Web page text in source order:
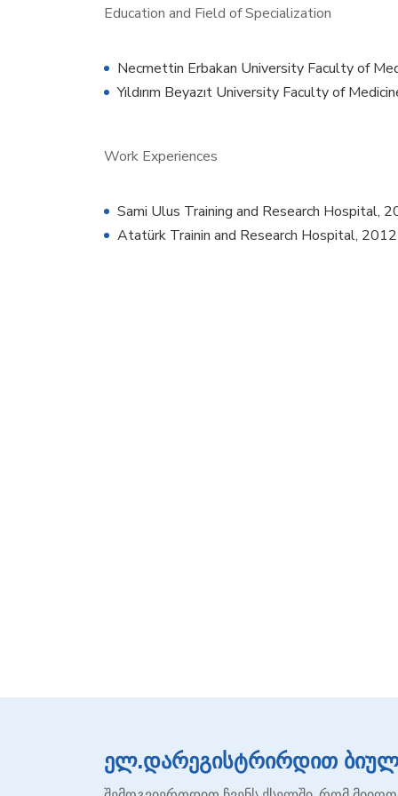
Education and Field of Specialization
Necmettin Erbakan University Faculty of
Yıldırım Beyazıt University Faculty of
Work Experiences
Sami Ulus Training and Research Hospital,
Atatürk Trainin and Research Hospital,
ელ.დარეგისტრირდით